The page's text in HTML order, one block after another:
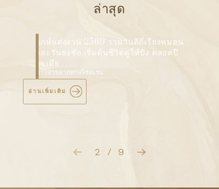
ล่าสุด
พิธีหมั้นคืออะไร? เจาะลึกทุกขั้นตอนและสิ่ง
ที่ต้องเตรียม ฉบับคู่รักยุคใหม่ 2026
ข่าวสารจากทางโรงแรม
อ่านเพิ่มเติม
3 / 9